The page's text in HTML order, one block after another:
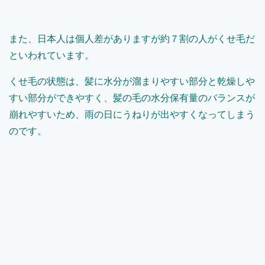
また、日本人は個人差がありますが約７割の人がくせ毛だ
といわれています。
くせ毛の状態は、髪に水分が溜まりやすい部分と乾燥しや
すい部分ができやすく、髪の毛の水分保有量のバランスが
崩れやすいため、雨の日にうねりが出やすくなってしまう
のです。